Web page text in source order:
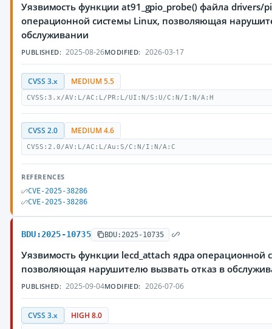
Уязвимость функции at91_gpio_probe() файла drivers/
операционной системы Linux, позволяющая
обслуживании
PUBLISHED: 2025-08-26MODIFIED: 2026-03-17
CVSS 3.x MEDIUM 5.5
CVSS:3.x/AV:L/AC:L/PR:L/UI:N/S:U/C:N/I:N/A:H
CVSS 2.0 MEDIUM 4.6
CVSS:2.0/AV:L/AC:L/Au:S/C:N/I:N/A:C
REFERENCES
CVE-2025-38286
CVE-2025-38286
BDU:2025-10735 BDU:2025-10735
Уязвимость функции lecd_attach ядра операционной
позволяющая нарушителю вызвать отказ в
PUBLISHED: 2025-09-04MODIFIED: 2026-07-06
CVSS 3.x HIGH 8.0